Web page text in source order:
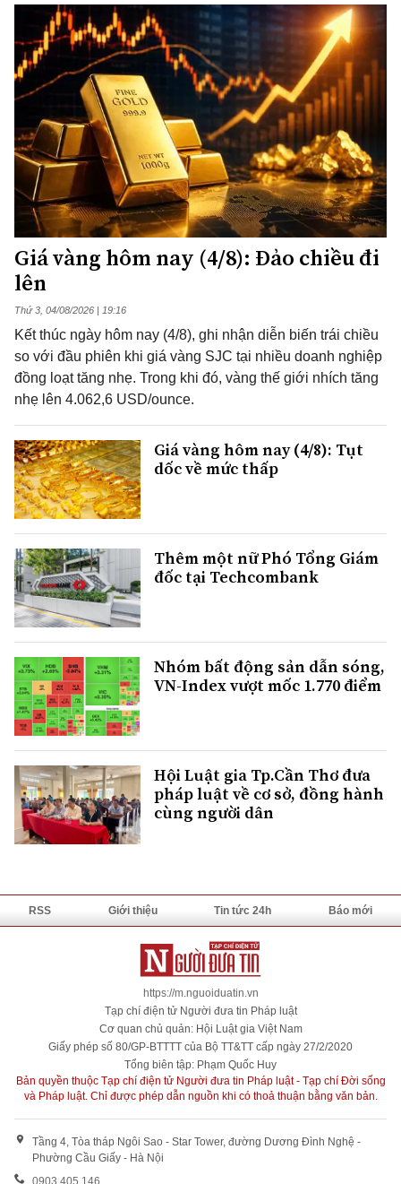
Giá vàng hôm nay (4/8): Đảo chiều đi
lên
Thứ 3, 04/08/2026 | 19:16
Kết thúc ngày hôm nay (4/8), ghi nhận diễn biến trái chiều
so với đầu phiên khi giá vàng SJC tại nhiều doanh nghiệp
đồng loạt tăng nhẹ. Trong khi đó, vàng thế giới nhích tăng
nhẹ lên 4.062,6 USD/ounce.
Giá vàng hôm nay (4/8): Tụt
dốc về mức thấp
Thêm một nữ Phó Tổng Giám
đốc tại Techcombank
Nhóm bất động sản dẫn sóng,
VN-Index vượt mốc 1.770 điểm
Hội Luật gia Tp.Cần Thơ đưa
pháp luật về cơ sở, đồng hành
cùng người dân
RSS Giới thiệu Tin tức 24h Báo mới
https://m.nguoiduatin.vn
Tạp chí điện tử Người đưa tin Pháp luật
Cơ quan chủ quản: Hội Luật gia Việt Nam
Giấy phép số 80/GP-BTTTT của Bộ TT&TT cấp ngày 27/2/2020
Tổng biên tập: Phạm Quốc Huy
Bản quyền thuộc Tạp chí điện tử Người đưa tin Pháp luật - Tạp chí Đời sống
và Pháp luật. Chỉ được phép dẫn nguồn khi có thoả thuận bằng văn bản.
Tầng 4, Tòa tháp Ngôi Sao - Star Tower, đường Dương Đình Nghệ -
Phường Cầu Giấy - Hà Nội
0903 405 146